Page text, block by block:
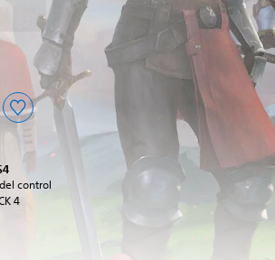
control
4